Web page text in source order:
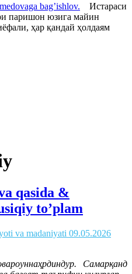
bag’ishlov. Истараси
паришон юзига майин
ҳар қандай ҳолдаям
qasida &
to’plam
va madaniyati 09.05.2026
Самарқанд